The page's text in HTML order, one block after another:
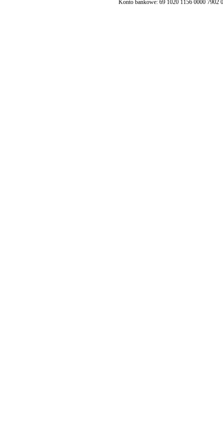
Konto bankowe: 69 1020 1156 0000 7902